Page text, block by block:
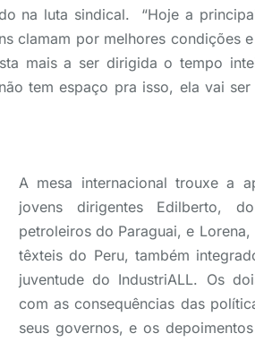
na luta sindical. “Hoje a
clamam por melhores condições
mais a ser dirigida o tempo
tem espaço pra isso, ela vai
A mesa internacional trouxe a
jovens dirigentes Edilberto,
petroleiros do Paraguai, e
têxteis do Peru, também
juventude do IndustriALL. Os
com as consequências das
seus governos, e os